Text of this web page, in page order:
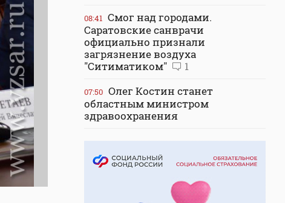
08:41 Смог над городами.
Саратовские санврачи
официально признали
загрязнение воздуха
"Ситиматиком"
1
07:50 Олег Костин станет
областным министром
здравоохранения